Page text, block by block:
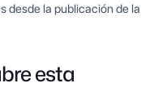
desde la publicación de la
esta